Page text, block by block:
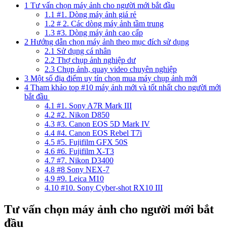
1 Tư vấn chọn máy ảnh cho người mới bắt đầu
1.1 #1. Dòng máy ảnh giá rẻ
1.2 # 2. Các dòng máy ảnh tầm trung
1.3 #3. Dòng máy ảnh cao cấp
2 Hướng dẫn chọn máy ảnh theo mục đích sử dụng
2.1 Sử dụng cá nhân
2.2 Thợ chụp ảnh nghiệp dư
2.3 Chụp ảnh, quay video chuyên nghiệp
3 Một số địa điểm uy tín chọn mua máy chụp ảnh mới
4 Tham khảo top #10 máy ảnh mới và tốt nhất cho người mới
bắt đầu
4.1 #1. Sony A7R Mark III
4.2 #2. Nikon D850
4.3 #3. Canon EOS 5D Mark IV
4.4 #4. Canon EOS Rebel T7i
4.5 #5. Fujifilm GFX 50S
4.6 #6. Fujifilm X-T3
4.7 #7. Nikon D3400
4.8 #8 Sony NEX-7
4.9 #9. Leica M10
4.10 #10. Sony Cyber-shot RX10 III
Tư vấn chọn máy ảnh cho người mới bắt
đầu